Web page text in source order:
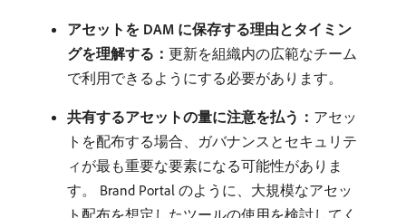
アセットを DAM に保存する理由とタイミン
グを理解する： ​更新を組織内の広範なチーム
で利用できるようにする必要があります。
共有するアセットの量に注意を払う： ​アセッ
トを配布する場合、ガバナンスとセキュリテ
ィが最も重要な要素になる可能性がありま
す。 Brand Portal のように、大規模なアセッ
ト配布を想定したツールの使用を検討してく